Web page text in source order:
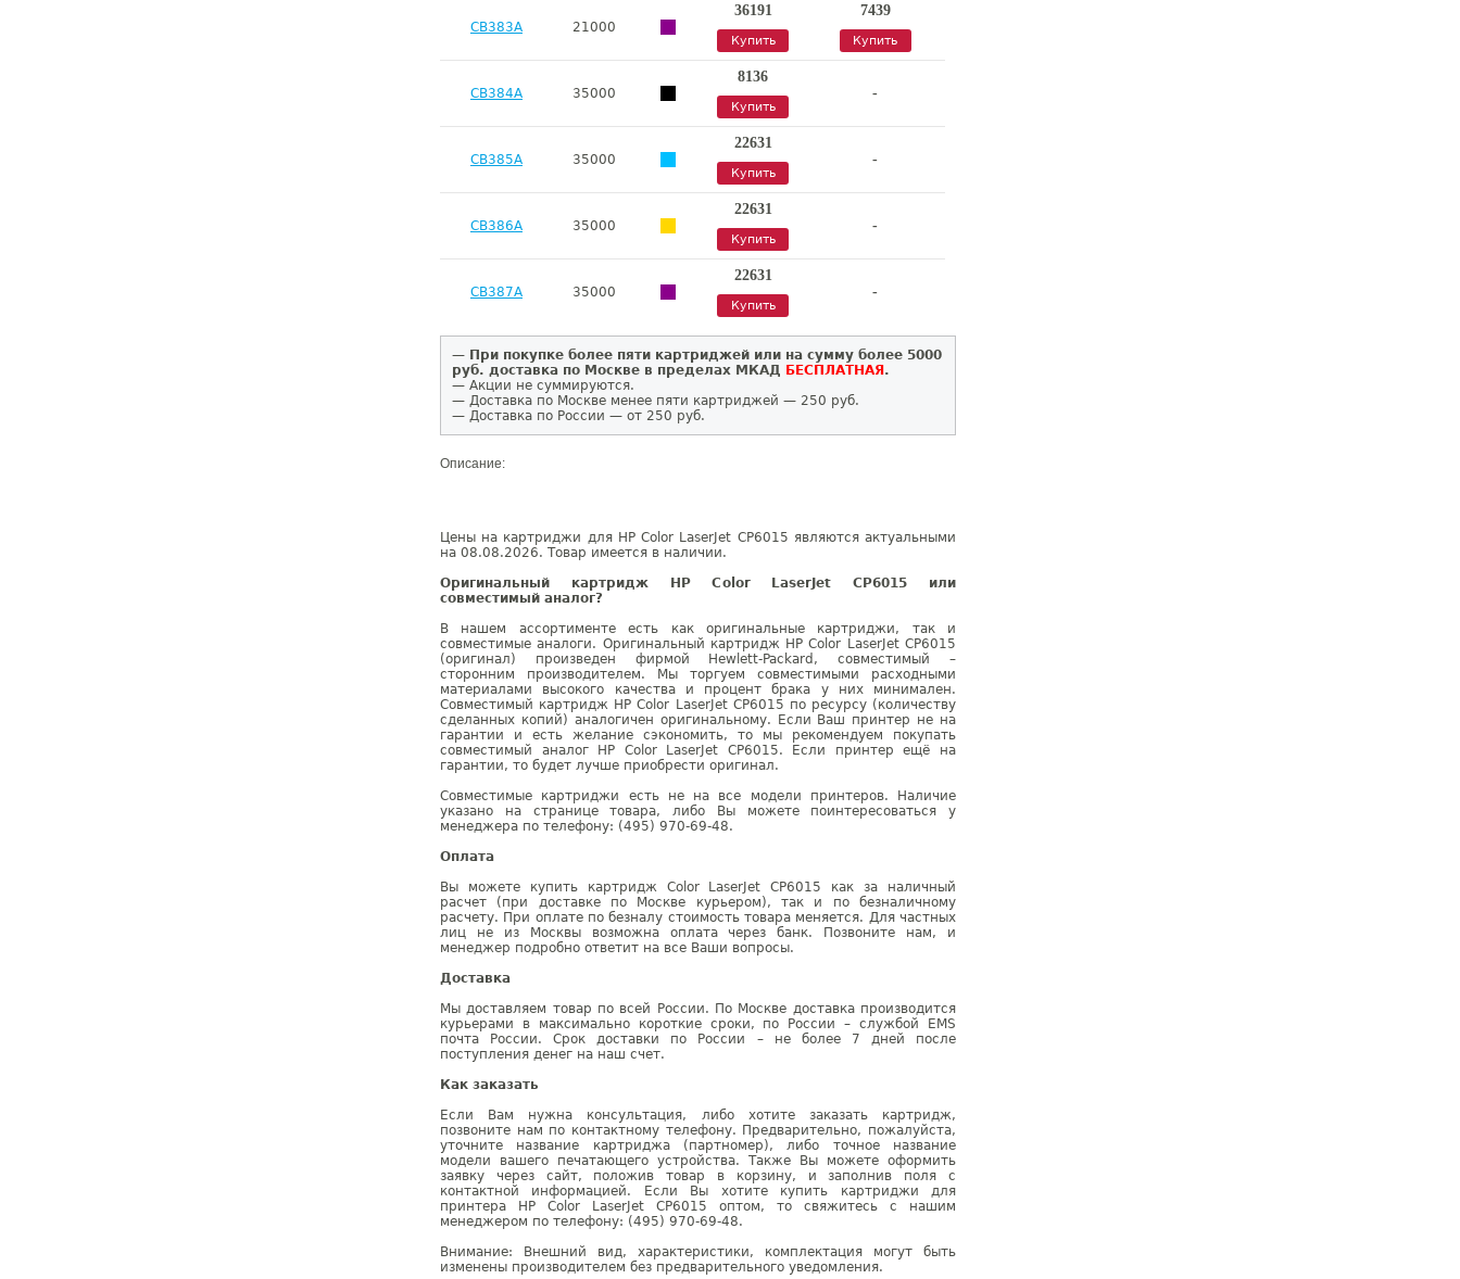
CB383A 21000
36191
Купить
7439
Купить
CB384A 35000
8136
Купить
-
CB385A 35000
22631
Купить
-
CB386A 35000
22631
Купить
-
CB387A 35000
22631
Купить
-
— При покупке более пяти картриджей или на сумму более 5000
руб. доставка по Москве в пределах МКАД БЕСПЛАТНАЯ .
— Акции не суммируются.
— Доставка по Москве менее пяти картриджей — 250 руб.
— Доставка по России — от 250 руб.
Описание:
Цены на картриджи для HP Color LaserJet CP6015 являются актуальными
на 08.08.2026. Товар имеется в наличии.
Оригинальный картридж HP Color LaserJet CP6015 или
совместимый аналог?
В нашем ассортименте есть как оригинальные картриджи, так и
совместимые аналоги. Оригинальный картридж HP Color LaserJet CP6015
(оригинал) произведен фирмой Hewlett-Packard, совместимый –
сторонним производителем. Мы торгуем совместимыми расходными
материалами высокого качества и процент брака у них минимален.
Совместимый картридж HP Color LaserJet CP6015 по ресурсу (количеству
сделанных копий) аналогичен оригинальному. Если Ваш принтер не на
гарантии и есть желание сэкономить, то мы рекомендуем покупать
совместимый аналог HP Color LaserJet CP6015. Если принтер ещё на
гарантии, то будет лучше приобрести оригинал.
Совместимые картриджи есть не на все модели принтеров. Наличие
указано на странице товара, либо Вы можете поинтересоваться у
менеджера по телефону: (495) 970-69-48.
Оплата
Вы можете купить картридж Color LaserJet CP6015 как за наличный
расчет (при доставке по Москве курьером), так и по безналичному
расчету. При оплате по безналу стоимость товара меняется. Для частных
лиц не из Москвы возможна оплата через банк. Позвоните нам, и
менеджер подробно ответит на все Ваши вопросы.
Доставка
Мы доставляем товар по всей России. По Москве доставка производится
курьерами в максимально короткие сроки, по России – службой EMS
почта России. Срок доставки по России – не более 7 дней после
поступления денег на наш счет.
Как заказать
Если Вам нужна консультация, либо хотите заказать картридж,
позвоните нам по контактному телефону. Предварительно, пожалуйста,
уточните название картриджа (партномер), либо точное название
модели вашего печатающего устройства. Также Вы можете оформить
заявку через сайт, положив товар в корзину, и заполнив поля с
контактной информацией. Если Вы хотите купить картриджи для
принтера HP Color LaserJet CP6015 оптом, то свяжитесь с нашим
менеджером по телефону: (495) 970-69-48.
Внимание: Внешний вид, характеристики, комплектация могут быть
изменены производителем без предварительного уведомления.